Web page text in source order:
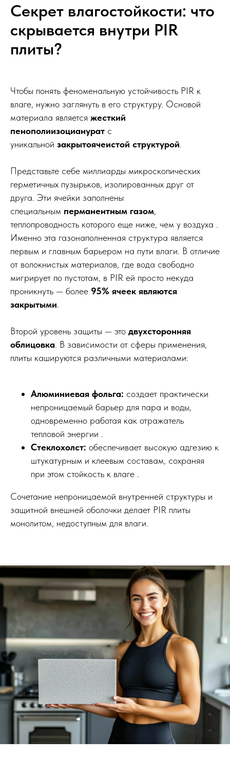
Секрет влагостойкости: что
скрывается внутри PIR
плиты?
Чтобы понять феноменальную устойчивость PIR к
влаге, нужно заглянуть в его структуру. Основой
материала является жесткий
пенополиизоцианурат с
уникальной закрытоячеистой структурой
Представьте себе миллиарды микроскопических
герметичных пузырьков, изолированных друг от
друга. Эти ячейки заполнены
специальным перманентным газом,
теплопроводность которого еще ниже, чем у воздуха .
Именно эта газонаполненная структура является
первым и главным барьером на пути влаги. В отличие
от волокнистых материалов, где вода свободно
мигрирует по пустотам, в PIR ей просто некуда
проникнуть — более 95% ячеек являются
закрытыми
Второй уровень защиты — это двухсторонняя
облицовка . В зависимости от сферы применения,
плиты кашируются различными материалами:
Алюминиевая фольга: создает практически
непроницаемый барьер для пара и воды,
одновременно работая как отражатель
тепловой энергии .
Стеклохолст: обеспечивает высокую адгезию к
штукатурным и клеевым составам, сохраняя
при этом стойкость к влаге .
Сочетание непроницаемой внутренней структуры и
защитной внешней оболочки делает PIR плиты
монолитом, недоступным для влаги.